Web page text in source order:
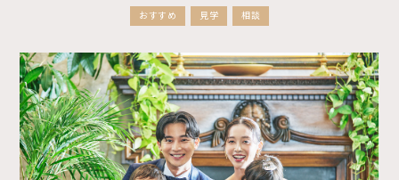
おすすめ 見学 相談